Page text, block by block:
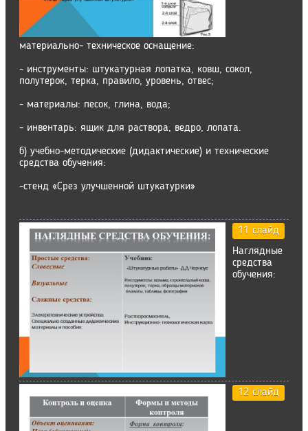
материально- техническое оснащение:
- инструменты: штукатурная лопатка, ковш, сокол,
полутерок, терка, правило, уровень, отвес;
- материалы: песок, глина, вода;
- инвентарь: ящик для раствора, ведро, лопата.
б) учебно-методические (дидактические) и технические
средства обучения:
-стенд «Срез улучшенной штукатурки»
11 слайд
Наглядные
средства
обучения:
12 слайд